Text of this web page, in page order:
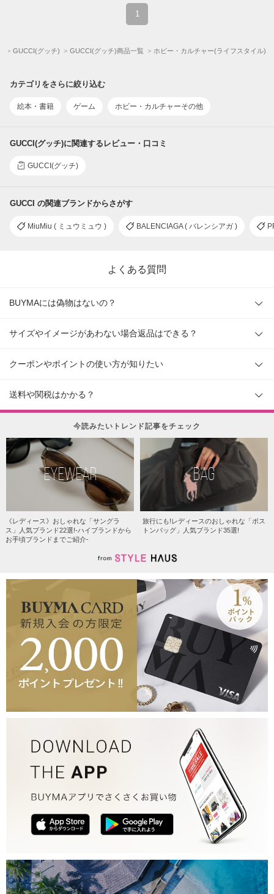
1
GUCCI(グッチ) GUCCI(グッチ)商品一覧 ホビー・カルチャー(ライフスタイル)
カテゴリをさらに絞り込む
絵本・書籍 ゲーム ホビー・カルチャーその他
GUCCI(グッチ)に関連するレビュー・口コミ
GUCCI(グッチ)
GUCCI の関連ブランドからさがす
MiuMiu ( ミュウミュウ ) BALENCIAGA ( バレンシアガ )
よくある質問
BUYMAには偽物はないの？
サイズやイメージがあわない場合返品はできる？
クーポンやポイントの使い方が知りたい
送料や関税はかかる？
今読みたいトレンド記事をチェック
EYEWEAR
《レディース》おしゃれな「サングラ
ス」人気ブランド22選!-ハイブランドから
お手頃ブランドまでご紹介-
BAG
旅行にも!レディースのおしゃれな「ボス
トンバッグ」人気ブランド35選!